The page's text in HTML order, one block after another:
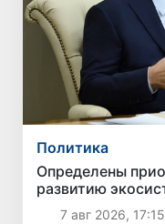
Политика
Определены
развитию
интеллекта
7 авг 2026, 17:15